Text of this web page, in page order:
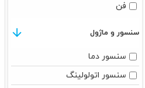
فن
سنسور و ماژول
سنسور دما
سنسور اتولولینگ